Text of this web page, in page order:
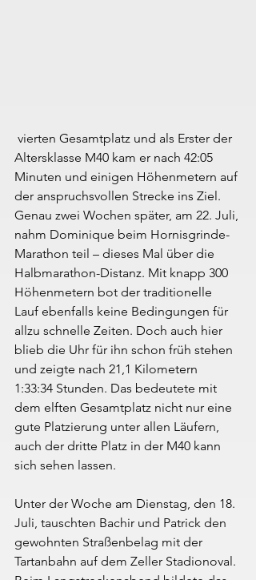
Altersklasse M40 kam er nach 42:05
Minuten und einigen Höhenmetern auf
der anspruchsvollen Strecke ins Ziel.
Genau zwei Wochen später, am 22. Juli,
nahm Dominique beim Hornisgrinde-
Marathon teil – dieses Mal über die
Halbmarathon-Distanz. Mit knapp 300
Höhenmetern bot der traditionelle
Lauf ebenfalls keine Bedingungen für
allzu schnelle Zeiten. Doch auch hier
blieb die Uhr für ihn schon früh stehen
und zeigte nach 21,1 Kilometern
1:33:34 Stunden. Das bedeutete mit
dem elften Gesamtplatz nicht nur eine
gute Platzierung unter allen Läufern,
auch der dritte Platz in der M40 kann
sich sehen lassen.
Unter der Woche am Dienstag, den 18.
Juli, tauschten Bachir und Patrick den
gewohnten Straßenbelag mit der
Tartanbahn auf dem Zeller Stadionoval.